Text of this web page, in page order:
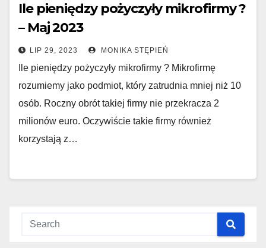
Ile pieniędzy pożyczyły mikrofirmy ?
– Maj 2023
LIP 29, 2023 MONIKA STĘPIEŃ
Ile pieniędzy pożyczyły mikrofirmy ? Mikrofirmę
rozumiemy jako podmiot, który zatrudnia mniej niż 10
osób. Roczny obrót takiej firmy nie przekracza 2
milionów euro. Oczywiście takie firmy również
korzystają z…